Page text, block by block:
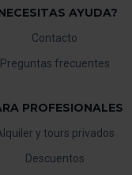
AYUDA?
Contacto
Preguntas frecuentes
PROFESIONALES
y tours privados
Descuentos